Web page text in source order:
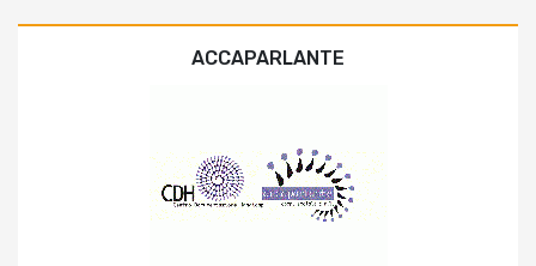
ACCAPARLANTE